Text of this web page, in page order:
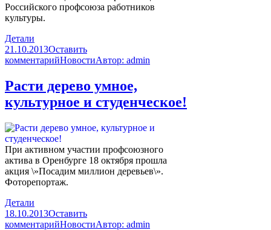
Российского профсоюза работников
культуры.
Детали
21.10.2013Оставить
комментарийНовостиАвтор: admin
Расти дерево умное,
культурное и студенческое!
При активном участии профсоюзного
актива в Оренбурге 18 октября прошла
акция \»Посадим миллион деревьев\».
Фоторепортаж.
Детали
18.10.2013Оставить
комментарийНовостиАвтор: admin